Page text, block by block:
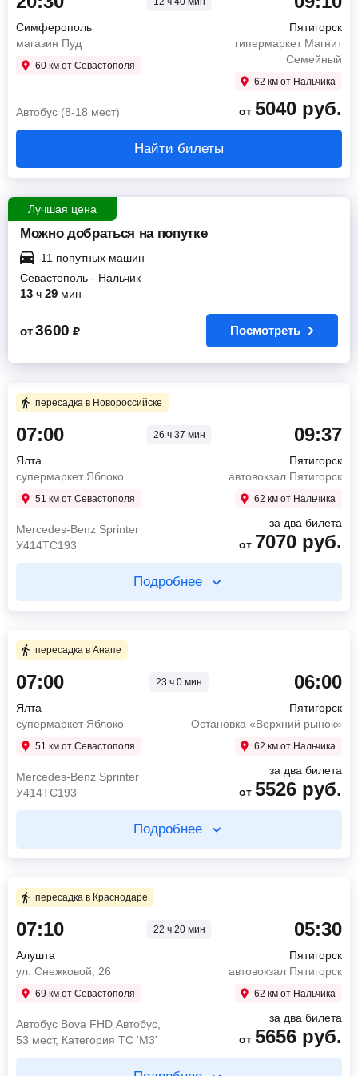
Симферополь
магазин Пуд
60 км от Севастополя
Пятигорск
гипермаркет Магнит
Семейный
62 км от Нальчика
Автобус (8-18 мест) от 5040 руб.
Найти билеты
Лучшая цена
Можно добраться на попутке
11 попутных машин
Севастополь - Нальчик
13 ч 29 мин
от 3600 ₽ Посмотреть
пересадка в Новороссийске
07:00 26 ч 37 мин
Ялта
супермаркет Яблоко
51 км от Севастополя
09:37
Пятигорск
автовокзал Пятигорск
62 км от Нальчика
Mercedes-Benz Sprinter
У414ТС193
за два билета
от 7070 руб.
Подробнее
8 ч 0 мин в пути
07:00
15:00
ул. Мира, 3(кафе Вкусно и точка)
У414ТС193
2576 руб.
11 ч 42 мин в пути
21:55
09:37
автовокзал Пятигорск
Кинг Лонг_53м руб.
пересадка в Анапе
07:00 23 ч 0 мин
Ялта
супермаркет Яблоко
51 км от Севастополя
06:00
Пятигорск
Остановка «Верхний рынок»
62 км от Нальчика
Mercedes-Benz Sprinter
У414ТС193
за два билета
от 5526 руб.
Подробнее
7 ч 6 мин в пути
07:00
14:06
магазин Магнит(ш.Анапское, 14)
У414ТС193
2240 руб.
пересадка в Краснодаре
07:10 22 ч 20 мин
Алушта
ул. Снежковой, 26
69 км от Севастополя
05:30
Пятигорск
автовокзал Пятигорск
62 км от Нальчика
Автобус Bova FHD Автобус,
53 мест, Категория ТС 'М3'
за два билета
от 5656 руб.